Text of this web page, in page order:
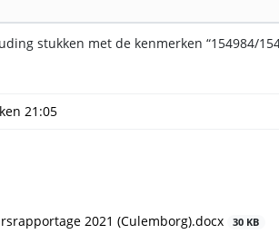
stukken met de kenmerken “154984/
21:05
2021 (Culemborg).docx
30 KB